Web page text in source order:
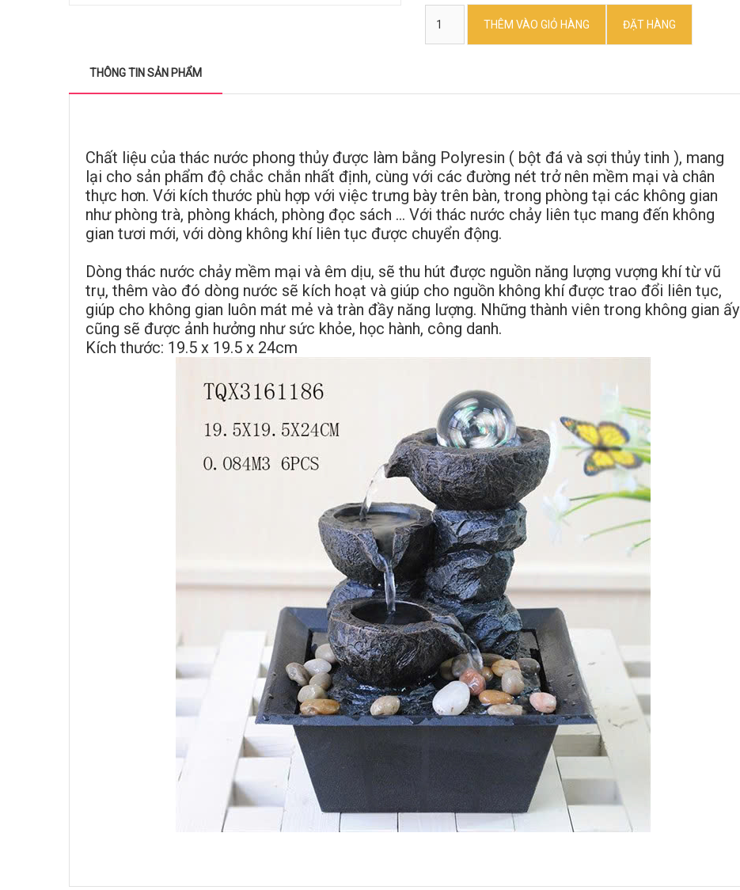
THÊM VÀO GIỎ HÀNG ĐẶT HÀNG
THÔNG TIN SẢN PHẨM
Chất liệu của thác nước phong thủy được làm bằng Polyresin ( bột đá và sợi thủy tinh ), mang
lại cho sản phẩm độ chắc chắn nhất định, cùng với các đường nét trở nên mềm mại và chân
thực hơn. Với kích thước phù hợp với việc trưng bày trên bàn, trong phòng tại các không gian
như phòng trà, phòng khách, phòng đọc sách … Với thác nước chảy liên tục mang đến không
gian tươi mới, với dòng không khí liên tục được chuyển động.
Dòng thác nước chảy mềm mại và êm dịu, sẽ thu hút được nguồn năng lượng vượng khí từ vũ
trụ, thêm vào đó dòng nước sẽ kích hoạt và giúp cho nguồn không khí được trao đổi liên tục,
giúp cho không gian luôn mát mẻ và tràn đầy năng lượng. Những thành viên trong không gian ấy
cũng sẽ được ảnh hưởng như sức khỏe, học hành, công danh.
Kích thước: 19.5 x 19.5 x 24cm